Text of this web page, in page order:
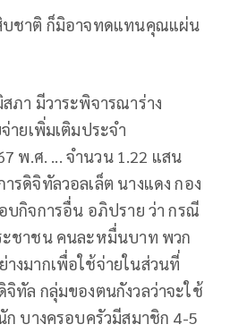
บชาติ ก็มิอาจทดแทนคุณแผ่น
ภา มีวาระพิจารณาร่าง
ายเพิ่มเติมประจำ
พ.ศ. ... จำนวน 1.22 แสน
รดิจิทัลวอลเล็ต นางแดง กอง
กิจการอื่น อภิปราย ว่า กรณี
ะชาชน คนละหมื่นบาท พวก
งมากเพื่อใช้จ่ายในส่วนที่
ทัล กลุ่มของตนกังวลว่าจะใช้
ก บางครอบครัวมีสมาชิก 4-5